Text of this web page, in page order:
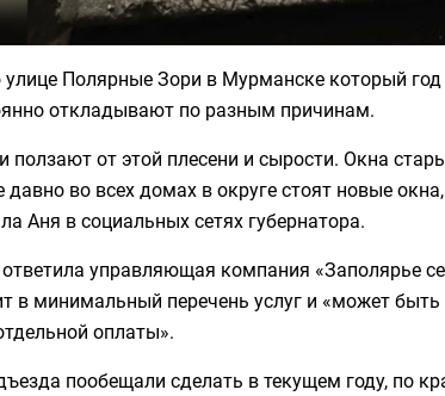
Полярные Зори в Мурманске который год
откладывают по разным причинам.
ползают от этой плесени и сырости. Окна
давно во всех домах в округе стоят новые
Аня в социальных сетях губернатора.
управляющая компания «Заполярье
в минимальный перечень услуг и «может
оплаты».
пообещали сделать в текущем году, по